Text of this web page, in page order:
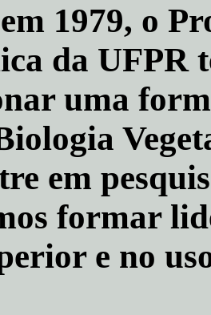
1979, o
da UFPR
uma
em
formar
e no